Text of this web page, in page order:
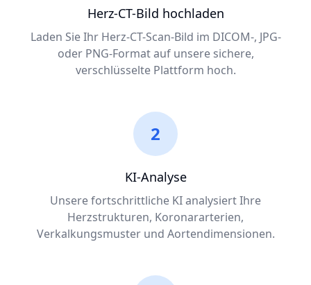
Herz-CT-Bild hochladen
Laden Sie Ihr Herz-CT-Scan-Bild im DICOM-, JPG-
oder PNG-Format auf unsere sichere,
verschlüsselte Plattform hoch.
2
KI-Analyse
Unsere fortschrittliche KI analysiert Ihre
Herzstrukturen, Koronararterien,
Verkalkungsmuster und Aortendimensionen.